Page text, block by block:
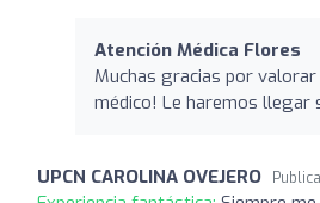
Atención Médica Flores
Muchas gracias por
médico! Le haremos llegar
UPCN CAROLINA OVEJERO